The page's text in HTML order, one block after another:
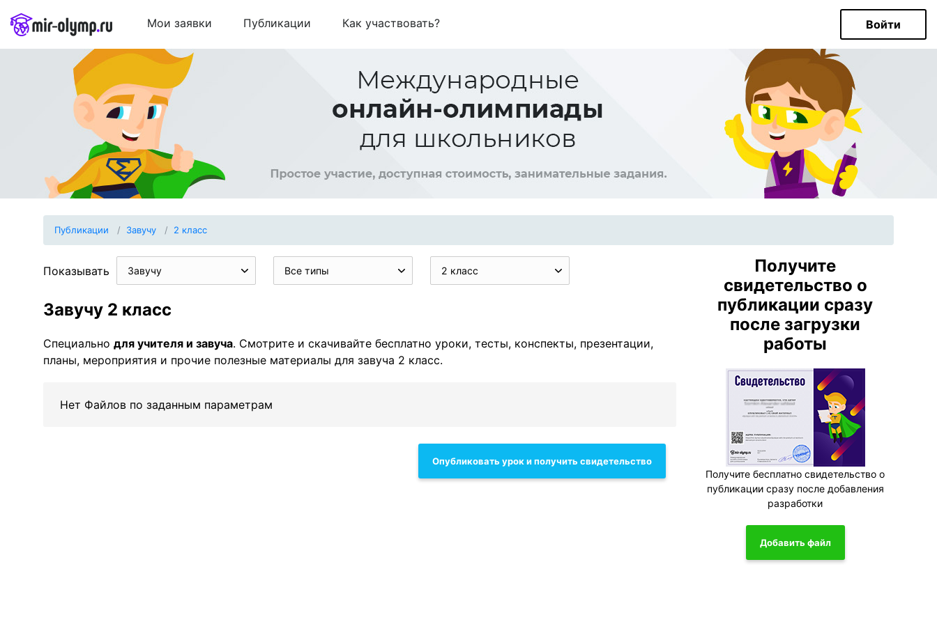
Мои заявки Публикации Как участвовать? Войти
Публикации Завучу 2 класс
Показывать Завучу Все типы 2 класс
Завучу 2 класс
Специально для учителя и завуча. Смотрите и скачивайте бесплатно уроки, тесты, конспекты, презентации,
планы, мероприятия и прочие полезные материалы для завуча 2 класс.
Нет Файлов по заданным параметрам
Опубликовать урок и получить свидетельство
Получите
свидетельство о
публикации сразу
после загрузки
работы
Получите бесплатно свидетельство о
публикации сразу после добавления
разработки
Добавить файл